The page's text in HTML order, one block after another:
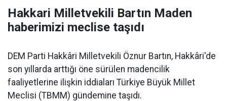
Hakkari Milletvekili Bartın Maden
haberimizi meclise taşıdı
DEM Parti Hakkâri Milletvekili Öznur Bartın, Hakkâri'de
son yıllarda arttığı öne sürülen madencilik
faaliyetlerine ilişkin iddiaları Türkiye Büyük Millet
Meclisi (TBMM) gündemine taşıdı.